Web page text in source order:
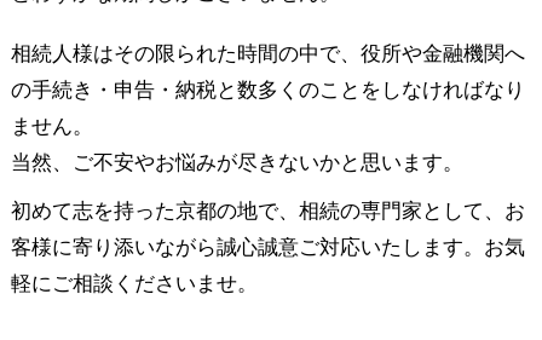
相続人様はその限られた時間の中で、役所や金融機関へ
の手続き・申告・納税と数多くのことをしなければなり
ません。
当然、ご不安やお悩みが尽きないかと思います。
初めて志を持った京都の地で、相続の専門家として、お
客様に寄り添いながら誠心誠意ご対応いたします。お気
軽にご相談くださいませ。